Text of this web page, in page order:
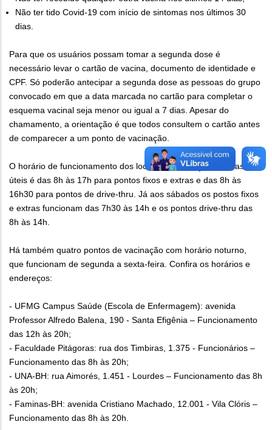
Não ter tido Covid-19 com início de sintomas nos últimos 30
dias.
Para que os usuários possam tomar a segunda dose é
necessário levar o cartão de vacina, documento de identidade e
CPF. Só poderão antecipar a segunda dose as pessoas do grupo
convocado em que a data marcada no cartão para completar o
esquema vacinal seja menor ou igual a 7 dias. Apesar do
chamamento, a orientação é que todos consultem o cartão antes
de comparecer a um ponto de vacinação.
O horário de funcionamento dos locais de vacinação em dias
úteis é das 8h às 17h para pontos fixos e extras e das 8h às
16h30 para pontos de drive-thru. Já aos sábados os postos fixos
e extras funcionam das 7h30 às 14h e os pontos drive-thru das
8h às 14h.
Há também quatro pontos de vacinação com horário noturno,
que funcionam de segunda a sexta-feira. Confira os horários e
endereços:
- UFMG Campus Saúde (Escola de Enfermagem): avenida
Professor Alfredo Balena, 190 - Santa Efigênia – Funcionamento
das 12h às 20h;
- Faculdade Pitágoras: rua dos Timbiras, 1.375 - Funcionários –
Funcionamento das 8h às 20h;
- UNA-BH: rua Aimorés, 1.451 - Lourdes – Funcionamento das 8h
às 20h;
- Faminas-BH: avenida Cristiano Machado, 12.001 - Vila Clóris –
Funcionamento das 8h às 20h.